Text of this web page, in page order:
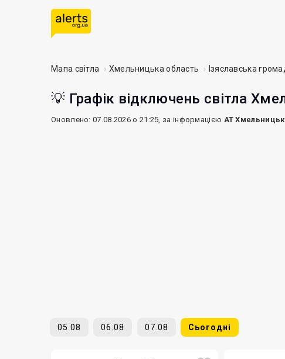
Мапа світла Хмельницька область Ізяславська
💡 Графік відключень світла
Оновлено: 07.08.2026 о 21:25, за інформацією АТ
05.08 06.08 07.08 Сьогодні